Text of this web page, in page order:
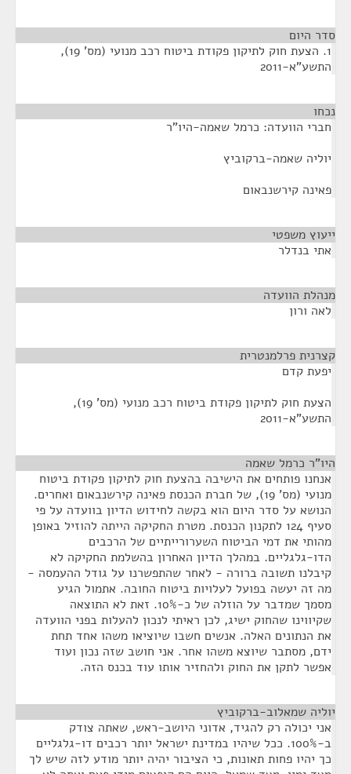
סדר היום
1. הצעת חוק לתיקון פקודת ביטוח רכב מנועי (מס' 19),
התשע"א-2011
נכחו
חברי הוועדה: כרמל שאמה-היו"ר
יוליה שאמה-ברקוביץ
פאינה קירשנבאום
ייעוץ משפטי
אתי בנדלר
מנהלת הוועדה
לאה ורון
קצרנית פרלמנטרית
יפעת קדם
הצעת חוק לתיקון פקודת ביטוח רכב מנועי (מס' 19),
התשע"א-2011
היו"ר כרמל שאמה
אנחנו פותחים את הישיבה בהצעת חוק לתיקון פקודת ביטוח
מנועי (מס' 19), של חברת הכנסת פאינה קירשנבאום ואחרים.
הנושא על סדר היום הוא בקשה לחידוש הדיון בוועדה על פי
סעיף 124 לתקנון הכנסת. מטרת החקיקה הייתה להוזיל באופן
מהותי את דמי הביטוח השערורייתיים של הרכבים
הדו-גלגליים. במהלך הדיון האחרון בהשלמת החקיקה לא
קיבלנו תשובה ברורה - לאחר שהתפשרנו על גודל ההעמסה -
מה זה יעשה בפועל לעלויות ביטוח החובה. אתמול הגיע
מסמך שמדבר על הוזלה של כ-10%. זאת לא התוצאה
שקיווינו שהחוק ישיג, לכן ראיתי לנכון להעלות בפני הוועדה
את הנתונים האלה. אנשים חשבו שיוציאו משהו אחד תחת
ידם, מסתבר שיוצא משהו אחר. אני חושב שזה נכון ועוד
אפשר לתקן את החוק ולהחזיר אותו עוד בכנס הזה.
יוליה שמאלוב-ברקוביץ
אני יכולה רק להגיד, אדוני היושב-ראש, שאתה צודק
ב-100%. ככל שיהיו במדינת ישראל יותר רכבים דו-גלגליים
כך יהיו פחות תאונות, כי הציבור יהיה יותר מודע לזה שיש לך